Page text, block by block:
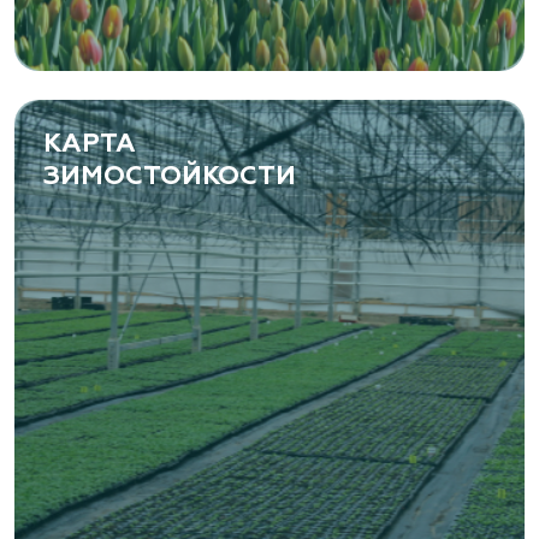
Фермерская 14 А
(8482) 650 010
www.yoly-paly.ru
«ВЕНЕВ» питомник растений
Тульская область, Венёвский р-н, село
Борщевое, улица Лесная, д. 13
8 963 224 87 99
https://www.venev1.ru/
«ВЕНЕВ» питомник растений
Тульская область, Венёвский р-н, село
Борщевое, улица Лесная, д. 13
КАРТА
ЗИМОСТОЙКОСТИ